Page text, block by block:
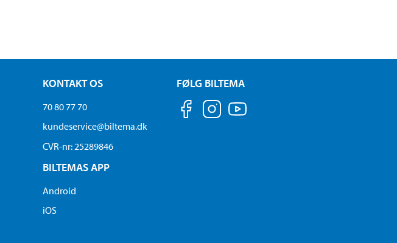
KONTAKT OS
70 80 77 70
kundeservice@biltema.dk
CVR-nr: 25289846
BILTEMAS APP
Android
iOS
FØLG BILTEMA